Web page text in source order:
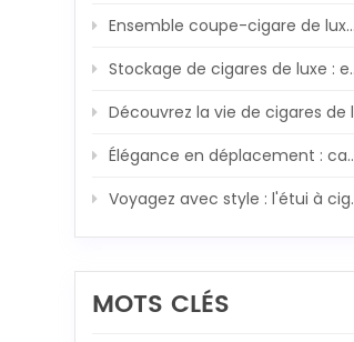
Ensemble coupe-cigare de luxe XIFEI : améliorez vos moments de cigares
Stockage de cigares de luxe : ensemble de caves à cigares en bois en fibre de carbone XIFEI
Découvrez la vie de cigares de luxe : cave à cigares en bois XIFEI avec allume-cigare 5-EN-1 intégré
Élégance en déplacement : cave à cigares de voyage XIFEI et ensemble allume-cigare 5 en 1
Voyagez avec style : l'étui à cigares de luxe de XIFEI et son puissant compagnon de torche
MOTS CLÉS